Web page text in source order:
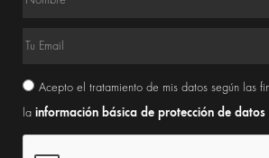
Acepto el tratamiento de mis datos según las
la información básica de protección de datos